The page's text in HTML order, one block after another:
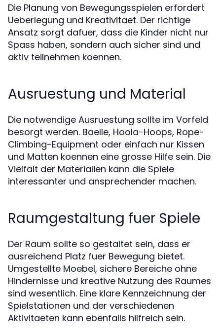
Die Planung von Bewegungsspielen erfordert
Ueberlegung und Kreativitaet. Der richtige
Ansatz sorgt dafuer, dass die Kinder nicht nur
Spass haben, sondern auch sicher sind und
aktiv teilnehmen koennen.
Ausruestung und Material
Die notwendige Ausruestung sollte im Vorfeld
besorgt werden. Baelle, Hoola-Hoops, Rope-
Climbing-Equipment oder einfach nur Kissen
und Matten koennen eine grosse Hilfe sein. Die
Vielfalt der Materialien kann die Spiele
interessanter und ansprechender machen.
Raumgestaltung fuer Spiele
Der Raum sollte so gestaltet sein, dass er
ausreichend Platz fuer Bewegung bietet.
Umgestellte Moebel, sichere Bereiche ohne
Hindernisse und kreative Nutzung des Raumes
sind wesentlich. Eine klare Kennzeichnung der
Spielstationen und der verschiedenen
Aktivitaeten kann ebenfalls hilfreich sein.